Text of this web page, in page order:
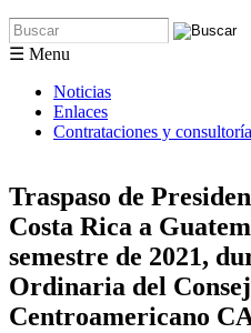
Formulario de
Buscar
☰ Menu
Noticias
Enlaces
Contrataciones y
Traspaso de
Costa Rica a
semestre de 2021,
Ordinaria del
Centroamericano